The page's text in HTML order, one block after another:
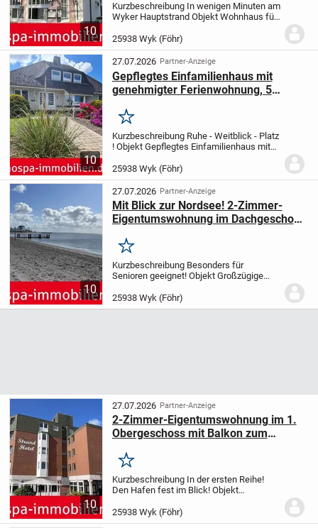
10
Kurzbeschreibung In wenigen Minuten am
Wyker Hauptstrand Objekt Wohnhaus für
Föhr"Der Glückliche Matthias" mit viel
Potential in attraktiver LageAls Haus
aus...
25938 Wyk (Föhr)
10
27.07.2026 Partner-Anzeige
Gepflegtes Einfamilienhaus mit
genehmigter Ferienwohnung, 5
Saunabereich
Merken
Kurzbeschreibung Ruhe - Weitblick - Platz
! Objekt Gepflegtes Einfamilienhaus mit
Terrassen und
SaunabereichErdgeschoss:Wohn-/Esszimmer
mit Ausgang zur...
25938 Wyk (Föhr)
10
27.07.2026 Partner-Anzeige
Mit Blick zur Nordsee! 2-Zimmer-
Eigentumswohnung im Dachgeschoss
Merken
Kurzbeschreibung Besonders für
Senioren geeignet! Objekt Großzügige
zum Fähranleger und Strand.
eine charmante Eigentumswohnung in
25938 Wyk (Föhr)
10
27.07.2026 Partner-Anzeige
2-Zimmer-Eigentumswohnung im 1.
Obergeschoss mit Balkon zum
Merken
Kurzbeschreibung In der ersten Reihe!
Den Hafen fest im Blick! Objekt
zum Fähranleger und Strand.
eine charmante Eigentumswohnung in
25938 Wyk (Föhr)